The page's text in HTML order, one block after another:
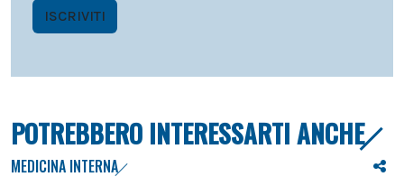
ISCRIVITI
POTREBBERO INTERESSARTI ANCHE
MEDICINA INTERNA